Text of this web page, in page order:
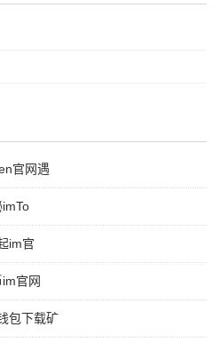
官网遇
im官
官网
包下载矿